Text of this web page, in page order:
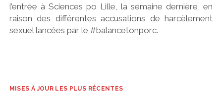
l’entrée à Sciences po Lille, la semaine dernière, en
raison des différentes accusations de harcèlement
sexuel lancées par le #balancetonporc.
MISES À JOUR LES PLUS RÉCENTES